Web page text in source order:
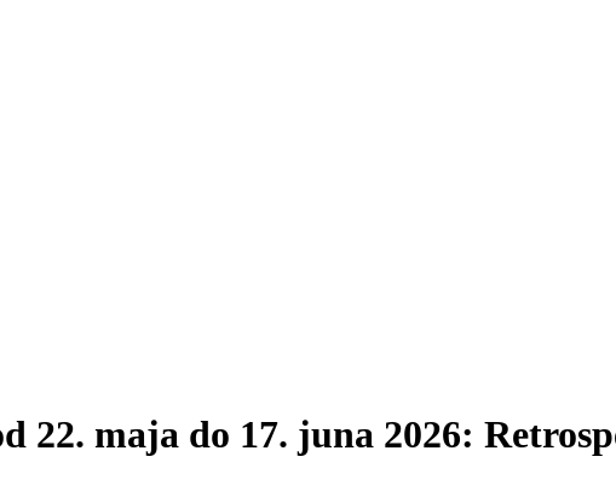
22. maja do 17. juna 2026: